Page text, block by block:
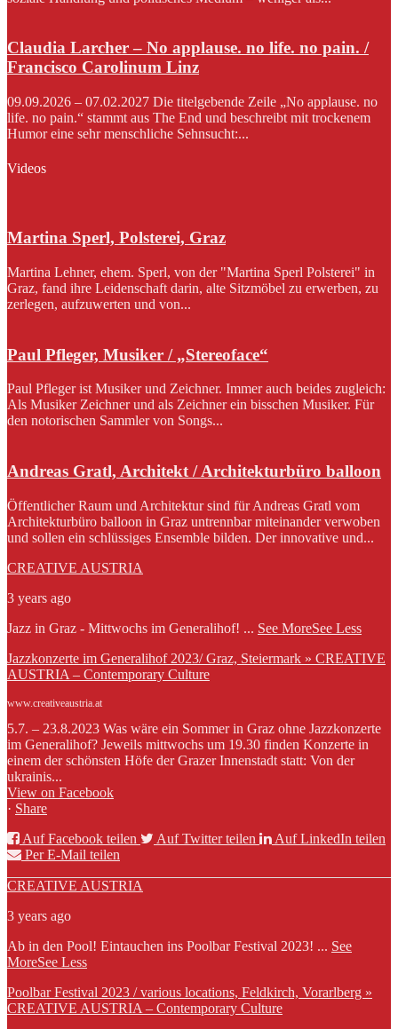
Claudia Larcher – No applause. no life. no pain. /
Francisco Carolinum Linz
09.09.2026 – 07.02.2027 Die titelgebende Zeile „No applause. no
life. no pain.“ stammt aus The End und beschreibt mit trockenem
Humor eine sehr menschliche Sehnsucht:...
Videos
Martina Sperl, Polsterei, Graz
Martina Lehner, ehem. Sperl, von der "Martina Sperl Polsterei" in
Graz, fand ihre Leidenschaft darin, alte Sitzmöbel zu erwerben, zu
zerlegen, aufzuwerten und von...
Paul Pfleger, Musiker / „Stereoface“
Paul Pfleger ist Musiker und Zeichner. Immer auch beides zugleich:
Als Musiker Zeichner und als Zeichner ein bisschen Musiker. Für
den notorischen Sammler von Songs...
Andreas Gratl, Architekt / Architekturbüro balloon
Öffentlicher Raum und Architektur sind für Andreas Gratl vom
Architekturbüro balloon in Graz untrennbar miteinander verwoben
und sollen ein schlüssiges Ensemble bilden. Der innovative und...
CREATIVE AUSTRIA
3 years ago
Jazz in Graz - Mittwochs im Generalihof! ... See MoreSee Less
Jazzkonzerte im Generalihof 2023/ Graz, Steiermark » CREATIVE
AUSTRIA – Contemporary Culture
www.creativeaustria.at
5.7. – 23.8.2023 Was wäre ein Sommer in Graz ohne Jazzkonzerte
im Generalihof? Jeweils mittwochs um 19.30 finden Konzerte in
einem der schönsten Höfe der Grazer Innenstadt statt: Von der
ukrainis...
View on Facebook
· Share
Auf Facebook teilen
Auf Twitter teilen
Auf LinkedIn teilen
Per E-Mail teilen
CREATIVE AUSTRIA
3 years ago
Ab in den Pool! Eintauchen ins Poolbar Festival 2023! ... See
MoreSee Less
Poolbar Festival 2023 / various locations, Feldkirch, Vorarlberg »
CREATIVE AUSTRIA – Contemporary Culture